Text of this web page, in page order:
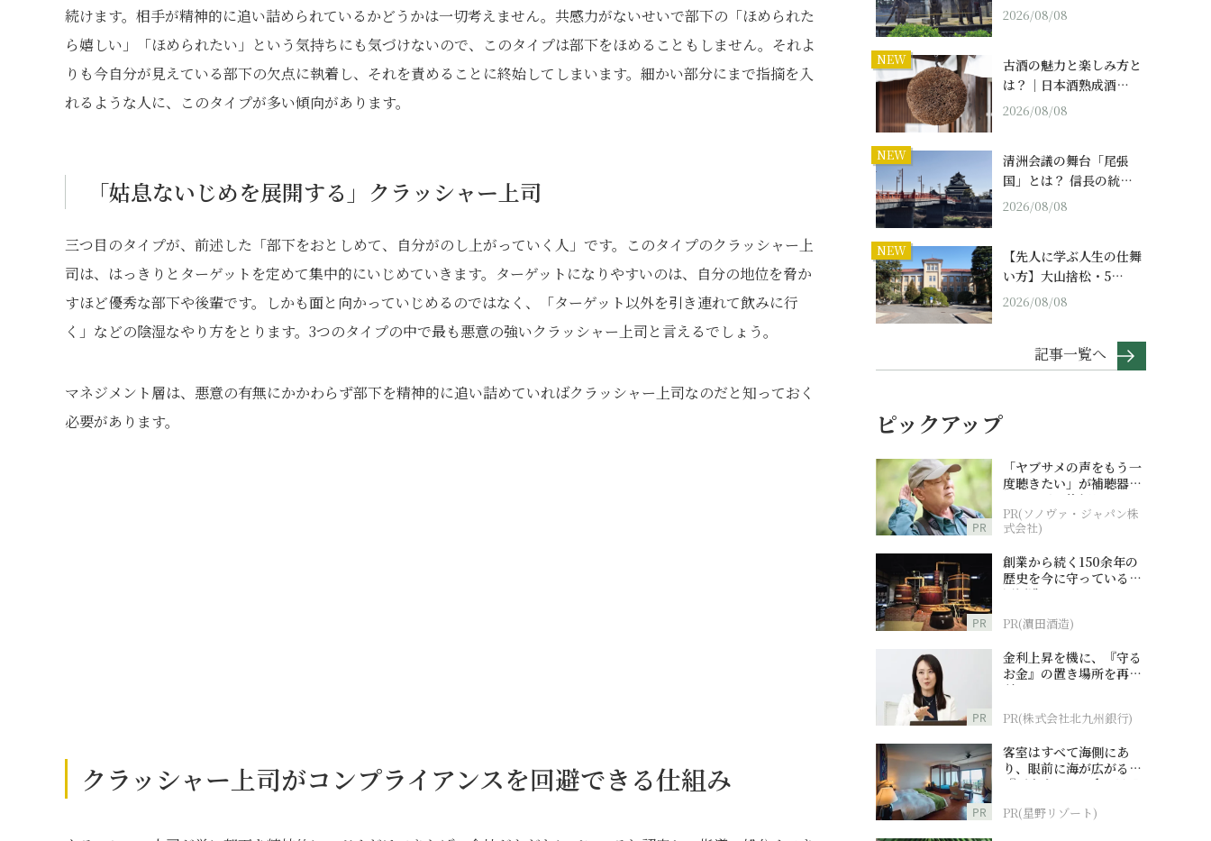
続けます。相手が精神的に追い詰められているかどうかは一切考えません。共感力がないせいで部下の「ほめられた
ら嬉しい」「ほめられたい」という気持ちにも気づけないので、このタイプは部下をほめることもしません。それよ
りも今自分が見えている部下の欠点に執着し、それを責めることに終始してしまいます。細かい部分にまで指摘を入
れるような人に、このタイプが多い傾向があります。
「姑息ないじめを展開する」クラッシャー上司
三つ目のタイプが、前述した「部下をおとしめて、自分がのし上がっていく人」です。このタイプのクラッシャー上
司は、はっきりとターゲットを定めて集中的にいじめていきます。ターゲットになりやすいのは、自分の地位を脅か
すほど優秀な部下や後輩です。しかも面と向かっていじめるのではなく、「ターゲット以外を引き連れて飲みに行
く」などの陰湿なやり方をとります。3つのタイプの中で最も悪意の強いクラッシャー上司と言えるでしょう。
マネジメント層は、悪意の有無にかかわらず部下を精神的に追い詰めていればクラッシャー上司なのだと知っておく
必要があります。
クラッシャー上司がコンプライアンスを回避できる仕組み
2026/08/08
NEW
古酒の魅力と楽しみ方と
は？｜日本酒熟成酒…
2026/08/08
NEW
清洲会議の舞台「尾張
国」とは？ 信長の統…
2026/08/08
NEW
【先人に学ぶ人生の仕舞
い方】大山捨松・5…
2026/08/08
記事一覧へ
ピックアップ
PR
「ヤブサメの声をもう一
度聴きたい」が補聴器チ
ャレンジの後押しに
PR(ソノヴァ・ジャパン株
式会社)
PR
創業から続く150余年の
歴史を今に守っている濵
田酒造
PR(濵田酒造)
PR
金利上昇を機に、『守る
お金』の置き場所を再検
討
PR(株式会社北九州銀行)
PR
客室はすべて海側にあ
り、眼前に海が広がる
『西表島ホテル by 星野
PR(星野リゾート)